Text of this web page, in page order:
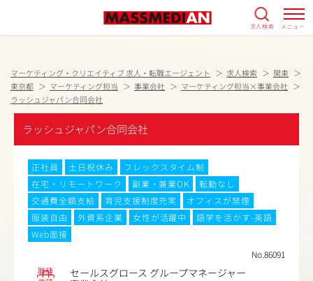
求人検索 メニュー
マーケティング・クリエイティブ 求人・転職エージェント 求人検索
関東
東京都
マーケティング担当 事業会社
マーケティング担当×事業会社
ラッシュジャパン合同会社
ラッシュジャパン合同会社
正社員 土日祝休み
フレックスタイム制
在宅・リモートワーク
副業・兼業OK
転勤なし
交通費全額支給
育児支援制度充実
オフィスが禁煙
服装自由
外資系企業 女性が活躍中
語学を活かす-英語
Web面接
No.86091
職種 セールスグロース グループマネージャー